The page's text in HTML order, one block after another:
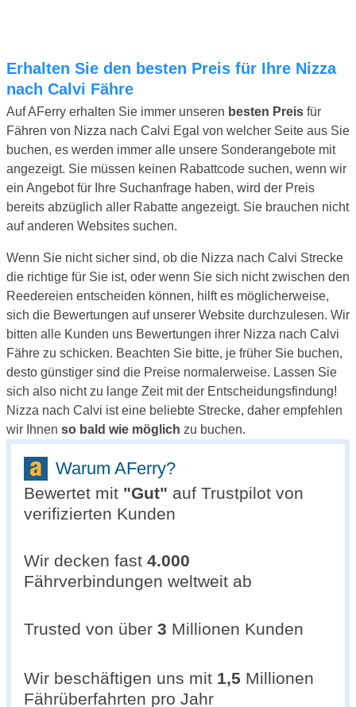
Erhalten Sie den besten Preis für Ihre Nizza
nach Calvi Fähre
Auf AFerry erhalten Sie immer unseren besten Preis für
Fähren von Nizza nach Calvi Egal von welcher Seite aus Sie
buchen, es werden immer alle unsere Sonderangebote mit
angezeigt. Sie müssen keinen Rabattcode suchen, wenn wir
ein Angebot für Ihre Suchanfrage haben, wird der Preis
bereits abzüglich aller Rabatte angezeigt. Sie brauchen nicht
auf anderen Websites suchen.
Wenn Sie nicht sicher sind, ob die Nizza nach Calvi Strecke
die richtige für Sie ist, oder wenn Sie sich nicht zwischen den
Reedereien entscheiden können, hilft es möglicherweise,
sich die Bewertungen auf unserer Website durchzulesen. Wir
bitten alle Kunden uns Bewertungen ihrer Nizza nach Calvi
Fähre zu schicken. Beachten Sie bitte, je früher Sie buchen,
desto günstiger sind die Preise normalerweise. Lassen Sie
sich also nicht zu lange Zeit mit der Entscheidungsfindung!
Nizza nach Calvi ist eine beliebte Strecke, daher empfehlen
wir Ihnen so bald wie möglich zu buchen.
Warum AFerry?
Bewertet mit "Gut" auf Trustpilot von
verifizierten Kunden
Wir decken fast 4.000
Fährverbindungen weltweit ab
Trusted von über 3 Millionen Kunden
Wir beschäftigen uns mit 1,5 Millionen
Fährüberfahrten pro Jahr